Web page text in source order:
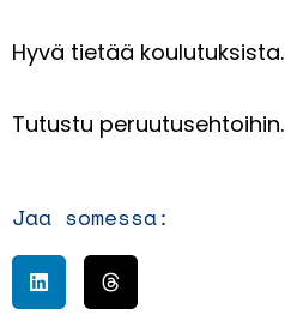
Hyvä tietää koulutuksista.
Tutustu peruutusehtoihin.
Jaa somessa: